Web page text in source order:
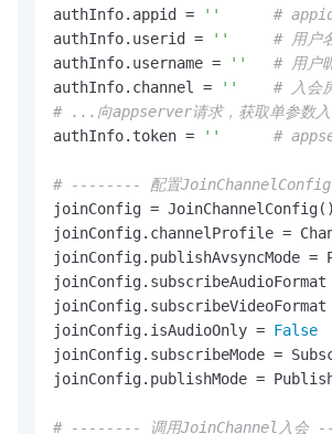
authInfo.appid =
''
# appid
authInfo.userid =
''
# 用户
authInfo.username =
''
# 用户
authInfo.channel =
''
# 入会
# ...向appserver请求，获取单参数
authInfo.token =
'' #
# -------- 配置
joinConfig = JoinChannelConfig()
joinConfig.channelProfile =
joinConfig.publishAvsyncMode
joinConfig.isAudioOnly = False
joinConfig.subscribeMode =
joinConfig.publishMode
# -------- 调用JoinChannel入会